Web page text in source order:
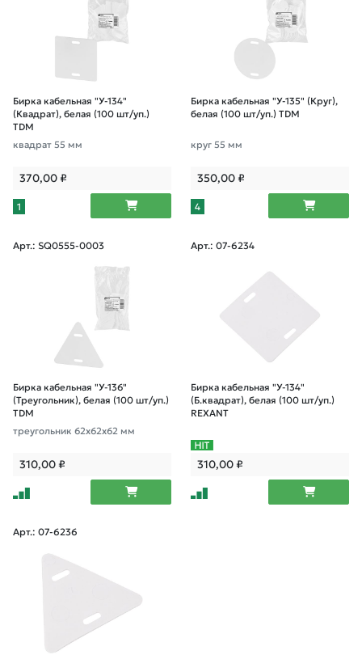
Бирка кабельная "У-134"
(Квадрат), белая (100 шт/уп.)
TDM
квадрат 55 мм
370,00₽
1
Бирка кабельная "У-135" (Круг),
белая (100 шт/уп.) TDM
круг 55 мм
350,00₽
4
Арт.: SQ0555-0003
Бирка кабельная "У-136"
(Треугольник), белая (100 шт/уп.)
TDM
треугольник 62х62х62 мм
310,00₽
Арт.: 07-6234
Бирка кабельная "У-134"
(Б.квадрат), белая (100 шт/уп.)
REXANT
310,00₽
Арт.: 07-6236